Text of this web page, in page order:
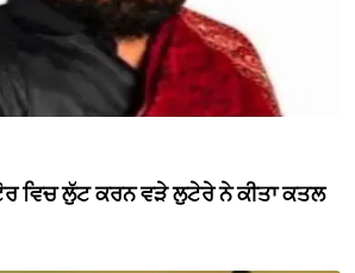
ਵਿਚ ਲੁੱਟ ਕਰਨ ਵੜੇ ਲੁਟੇਰੇ ਨੇ ਕੀਤਾ ਕਤਲ